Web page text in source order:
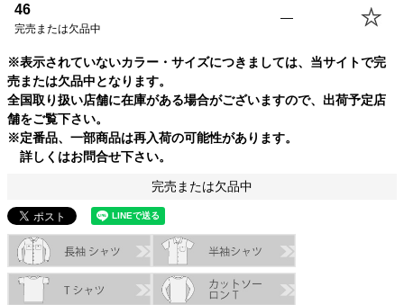
46
完売または欠品中
—
※表示されていないカラー・サイズにつきましては、当サイトで完
売または欠品中となります。
全国取り扱い店舗に在庫がある場合がございますので、出荷予定店
舗をご覧下さい。
※定番品、一部商品は再入荷の可能性があります。
詳しくはお問合せ下さい。
完売または欠品中